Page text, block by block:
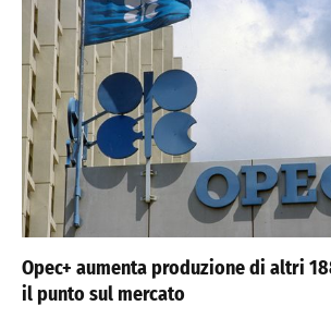
Opec+ aumenta produzione di altri
il punto sul mercato